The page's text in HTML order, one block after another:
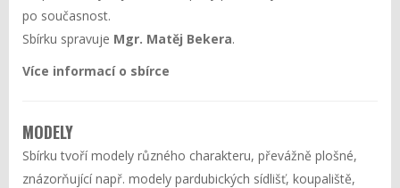
po současnost.
Sbírku spravuje Mgr. Matěj Bekera.
Více informací o sbírce
MODELY
Sbírku tvoří modely různého charakteru, převážně plošné,
znázorňující např. modely pardubických sídlišť, koupaliště,